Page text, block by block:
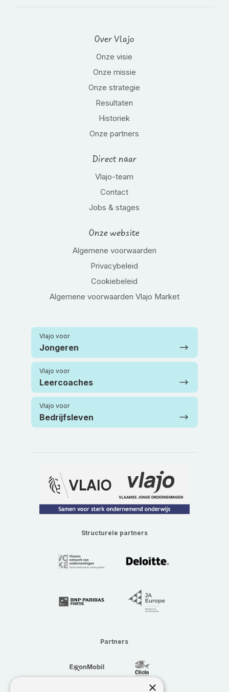
Over Vlajo
Onze visie
Onze missie
Onze strategie
Resultaten
Historiek
Onze partners
Direct naar
Vlajo-team
Contact
Jobs & stages
Onze website
Algemene voorwaarden
Privacybeleid
Cookiebeleid
Algemene voorwaarden Vlajo Market
Vlajo voor
Jongeren
Vlajo voor
Leercoaches
Vlajo voor
Bedrijfsleven
Structurele partners
Partners
×